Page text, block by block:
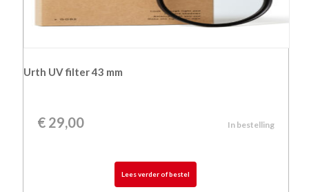
Urth UV filter 43 mm
€29,00 In bestelling
Lees verder of bestel